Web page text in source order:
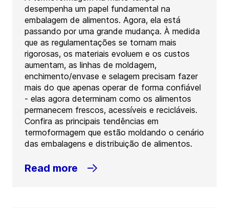
desempenha um papel fundamental na
embalagem de alimentos. Agora, ela está
passando por uma grande mudança. À medida
que as regulamentações se tornam mais
rigorosas, os materiais evoluem e os custos
aumentam, as linhas de moldagem,
enchimento/envase e selagem precisam fazer
mais do que apenas operar de forma confiável
- elas agora determinam como os alimentos
permanecem frescos, acessíveis e recicláveis.
Confira as principais tendências em
termoformagem que estão moldando o cenário
das embalagens e distribuição de alimentos.
Read more